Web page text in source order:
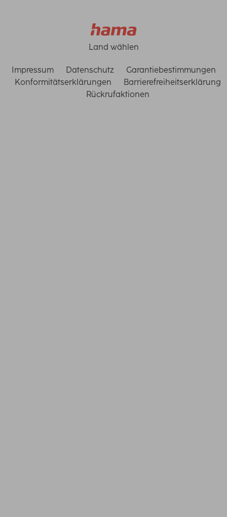
Land wählen
Impressum Datenschutz
Garantiebestimmungen
Konformitätserklärungen
Barrierefreiheitserklärung
Rückrufaktionen